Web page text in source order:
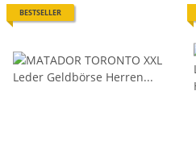
BESTSELLER